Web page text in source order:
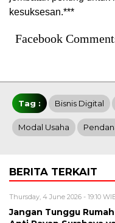
kesuksesan.***
Facebook
Tag : Bisnis Digital
Modal Usaha
BERITA TERKAIT
Thursday, 4 June 2026 - 19:10
Jangan Tunggu